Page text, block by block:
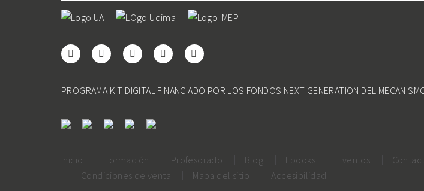
PROGRAMA KIT DIGITAL FINANCIADO POR LOS FONDOS NEXT GENERATION DEL
Inicio Formación Profesorado Blog Ebooks Eventos
Condiciones de venta
Mapa del sitio Accesibilidad